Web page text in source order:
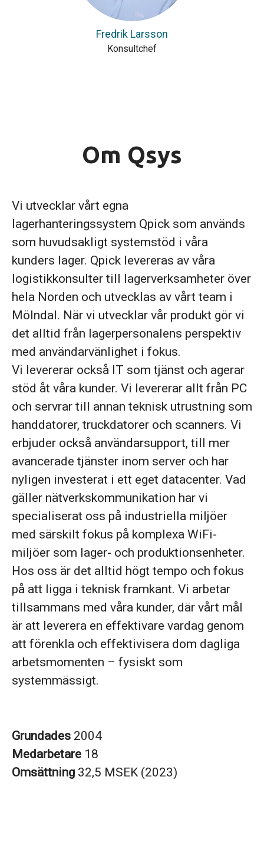
Fredrik Larsson
Konsultchef
Om Qsys
Vi utvecklar vårt egna
lagerhanteringssystem Qpick som används
som huvudsakligt systemstöd i våra
kunders lager. Qpick levereras av våra
logistikkonsulter till lagerverksamheter över
hela Norden och utvecklas av vårt team i
Mölndal. När vi utvecklar vår produkt gör vi
det alltid från lagerpersonalens perspektiv
med användarvänlighet i fokus.
Vi levererar också IT som tjänst och agerar
stöd åt våra kunder. Vi levererar allt från PC
och servrar till annan teknisk utrustning som
handdatorer, truckdatorer och scanners. Vi
erbjuder också användarsupport, till mer
avancerade tjänster inom server och har
nyligen investerat i ett eget datacenter. Vad
gäller nätverkskommunikation har vi
specialiserat oss på industriella miljöer
med särskilt fokus på komplexa WiFi-
miljöer som lager- och produktionsenheter.
Hos oss är det alltid högt tempo och fokus
på att ligga i teknisk framkant. Vi arbetar
tillsammans med våra kunder, där vårt mål
är att leverera en effektivare vardag genom
att förenkla och effektivisera dom dagliga
arbetsmomenten – fysiskt som
systemmässigt.
Grundades 2004
Medarbetare 18
Omsättning 32,5 MSEK (2023)